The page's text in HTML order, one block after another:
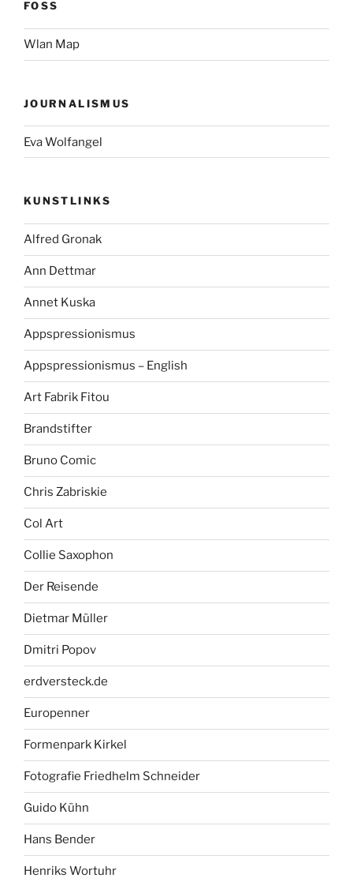
FOSS
Wlan Map
JOURNALISMUS
Eva Wolfangel
KUNSTLINKS
Alfred Gronak
Ann Dettmar
Annet Kuska
Appspressionismus
Appspressionismus – English
Art Fabrik Fitou
Brandstifter
Bruno Comic
Chris Zabriskie
Col Art
Collie Saxophon
Der Reisende
Dietmar Müller
Dmitri Popov
erdversteck.de
Europenner
Formenpark Kirkel
Fotografie Friedhelm Schneider
Guido Kühn
Hans Bender
Henriks Wortuhr